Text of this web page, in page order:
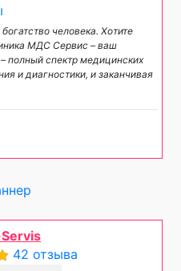
человека. Хотите
МДС Сервис – ваш
спектр медицинских
и диагностики, и заканчивая
42 отзыва